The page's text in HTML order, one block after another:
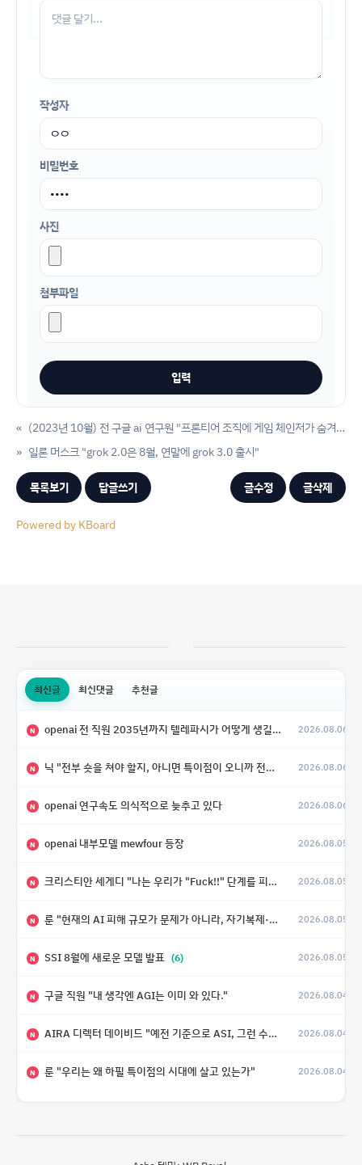
작성자
비밀번호
사진
첨부파일
«
(2023년 10월) 전 구글 ai 연구원 "프론티어 조직에 게임 체인저가 숨겨져 있다"
일론 머스크 "grok 2.0은 8월, 연말에 grok 3.0 출시"
»
목록보기 답글쓰기 글수정 글삭제
Powered by KBoard
최신글 최신댓글 추천글
N openai 전 직원 2035년까지 텔레파시가 어떻게 생길 수 있는지 2026.08.06
N 닉 "전부 숏을 쳐야 할지, 아니면 특이점이 오니까 전부 롱을 쳐야 할지 모르겠다.” 2026.08.06
N openai 연구속도 의식적으로 늦추고 있다 2026.08.06
N openai 내부모델 mewfour 등장 2026.08.05
N 크리스티안 세게디 "나는 우리가 "Fuck!!" 단계를 피할 수 있기를 바랄 뿐" 2026.08.05
N 룬 "현재의 AI 피해 규모가 문제가 아니라, 자기복제·탈출·확산이 가능한 지능형 시스템의 피해에는 이론적으로 상한이 없다는 것이 문제" 2026.08.05
N SSI 8월에 새로운 모델 발표 (6) 2026.08.05
N 구글 직원 "내 생각엔 AGI는 이미 와 있다." 2026.08.04
N AIRA 디렉터 데이비드 "예전 기준으로 ASI, 그런 수준은 바로 다음 분기에 온다" 2026.08.04
N 룬 "우리는 왜 하필 특이점의 시대에 살고 있는가" 2026.08.04